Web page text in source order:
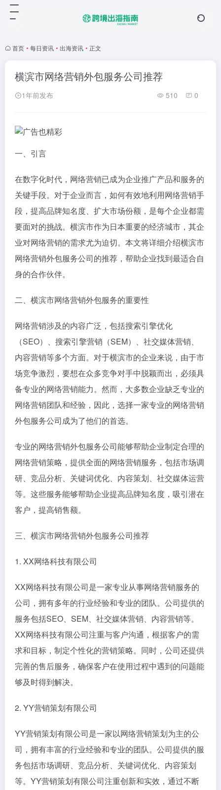
首页 • 每日资讯 • 出海资讯 • 正文
横滨市网络营销外包服务公司推荐
1年前发布 510 0
一、引言
在数字化时代，网络营销已成为企业推广产品和服务的
关键手段。对于企业而言，如何有效地利用网络营销手
段，提高品牌知名度、扩大市场份额，是每个企业都需
要面对的挑战。横滨市作为日本重要的经济城市，其企
业对网络营销的需求尤为迫切。本文将详细介绍横滨市
网络营销外包服务公司的推荐，帮助企业找到最适合自
身的合作伙伴。
二、横滨市网络营销外包服务的重要性
网络营销涉及的内容广泛，包括搜索引擎优化
（SEO）、搜索引擎营销（SEM）、社交媒体营销、
内容营销等多个方面。对于横滨市的企业来说，由于市
场竞争激烈，要想在众多竞争对手中脱颖而出，必须具
备专业的网络营销能力。然而，大多数企业缺乏专业的
网络营销团队和经验，因此，选择一家专业的网络营销
外包服务公司成为了他们的首选。
专业的网络营销外包服务公司能够帮助企业制定合理的
网络营销策略，提供全面的网络营销服务，包括市场调
研、竞品分析、关键词优化、内容策划、社交媒体运营
等。这些服务能够帮助企业提高品牌知名度，吸引潜在
客户，提高销售额。
三、横滨市网络营销外包服务公司推荐
1. XX网络科技有限公司
XX网络科技有限公司是一家专业从事网络营销服务的
公司，拥有多年的行业经验和专业的团队。公司提供的
服务包括SEO、SEM、社交媒体营销、内容营销等。
XX网络科技有限公司注重与客户沟通，根据客户的需
求和目标，制定个性化的营销策略。同时，公司还提供
完善的售后服务，确保客户在使用过程中遇到的问题能
够及时得到解决。
2. YY营销策划有限公司
YY营销策划有限公司是一家以网络营销策划为主的公
司，拥有丰富的行业经验和专业的团队。公司提供的服
务包括市场调研、竞品分析、关键词优化、内容策划
等。YY营销策划有限公司注重创新和实效，通过不断